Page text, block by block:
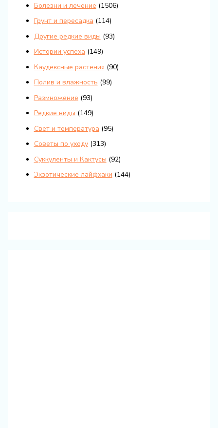
Болезни и лечение (1506)
Грунт и пересадка (114)
Другие редкие виды (93)
Истории успеха (149)
Каудексные растения (90)
Полив и влажность (99)
Размножение (93)
Редкие виды (149)
Свет и температура (95)
Советы по уходу(313)
Суккуленты и Кактусы (92)
Экзотические лайфхаки (144)